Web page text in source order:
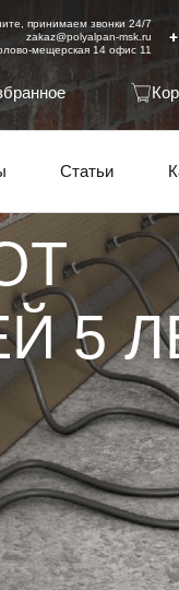
принимаем звонки 24/7
zakaz@polyalpan-msk.ru
мещерская 14 офис 11
Статьи
5